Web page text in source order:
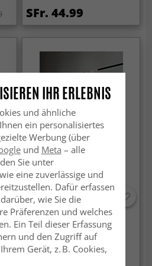
SFr. 44.99
Vorhang 140 x 260 cm
SFr. 57.99
IHR ERLEBNIS
und ähnliche
ein personalisiertes
Werbung (über
und Meta – alle
Sie unter
eine zuverlässige und
Dafür erfassen
wie Sie die
Präferenzen und welches
Ein Teil dieser Erfassung
und den Zugriff auf
Gerät, z. B. Cookies,